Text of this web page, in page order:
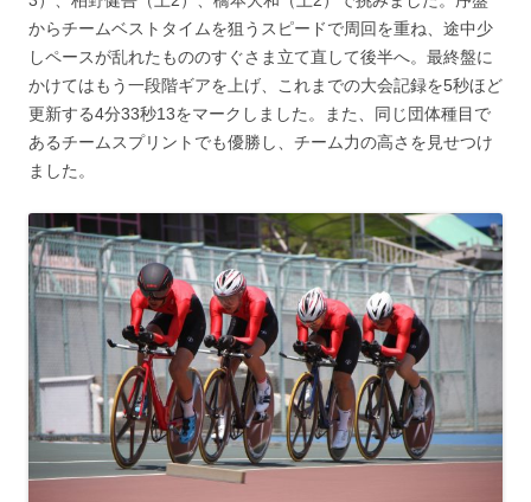
からチームベストタイムを狙うスピードで周回を重ね、途中少
しペースが乱れたもののすぐさま立て直して後半へ。最終盤に
かけてはもう一段階ギアを上げ、これまでの大会記録を5秒ほど
更新する4分33秒13をマークしました。また、同じ団体種目で
あるチームスプリントでも優勝し、チーム力の高さを見せつけ
ました。